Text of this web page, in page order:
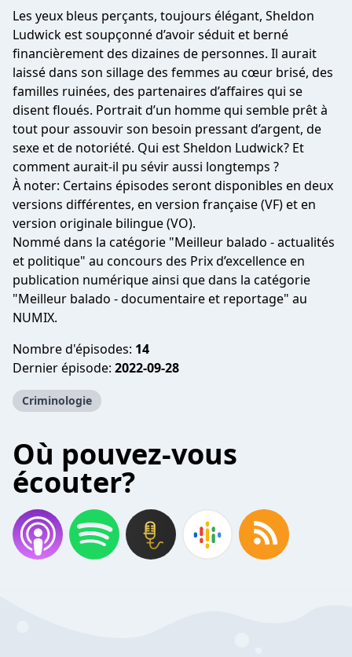
Les yeux bleus perçants, toujours élégant, Sheldon
Ludwick est soupçonné d’avoir séduit et berné
financièrement des dizaines de personnes. Il aurait
laissé dans son sillage des femmes au cœur brisé, des
familles ruinées, des partenaires d’affaires qui se
disent floués. Portrait d’un homme qui semble prêt à
tout pour assouvir son besoin pressant d’argent, de
sexe et de notoriété. Qui est Sheldon Ludwick? Et
comment aurait-il pu sévir aussi longtemps ?
À noter: Certains épisodes seront disponibles en deux
versions différentes, en version française (VF) et en
version originale bilingue (VO).
Nommé dans la catégorie "Meilleur balado - actualités
et politique" au concours des Prix d’excellence en
publication numérique ainsi que dans la catégorie
"Meilleur balado - documentaire et reportage" au
NUMIX.
Nombre d'épisodes: 14
Dernier épisode: 2022-09-28
Criminologie
Où pouvez-vous
écouter?